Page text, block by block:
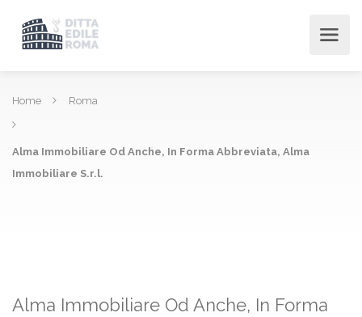
Home Roma
Alma Immobiliare Od Anche, In Forma Abbreviata, Alma
Immobiliare S.r.l.
Alma Immobiliare Od Anche, In Forma